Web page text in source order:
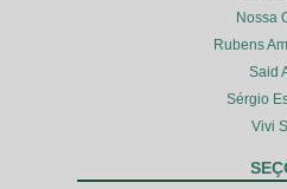
Nossa
Rubens
Said
Sérgio
Vivi